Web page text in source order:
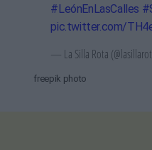
#LeónEnLasCalles
pic.twitter.com/
— La Silla Rota
freepik photo